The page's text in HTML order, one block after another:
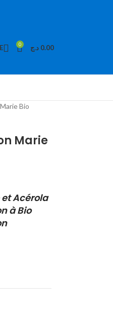
0 0.00 د.ج
Bio
Marie
Acérola
à Bio